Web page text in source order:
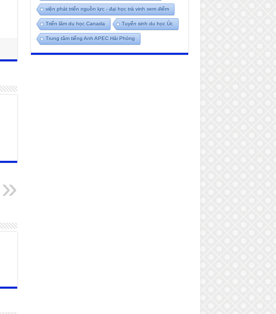
viện phát triển nguồn lực - đại học trà vinh xem điểm
Triển lãm du học Canada Tuyển sinh du học Úc
Trung tâm tiếng Anh APEC Hải Phòng